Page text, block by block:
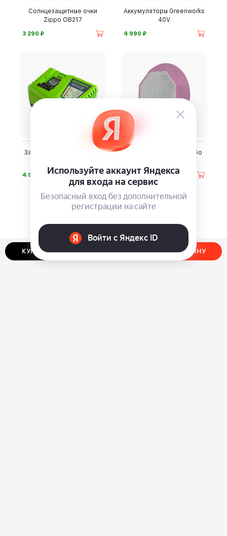
КУПИТЬ В ОДИН КЛИК ДОБАВИТЬ В КОРЗИНУ
Солнцезащитные очки
Zippo OB217
3 290 ⃏
Аккумуляторы Greenworks
40V
4 990 ⃏
Зарядка Greenworks 40 В
4 990
Пилочка-эпилятор VirGo
1 590 ⃏